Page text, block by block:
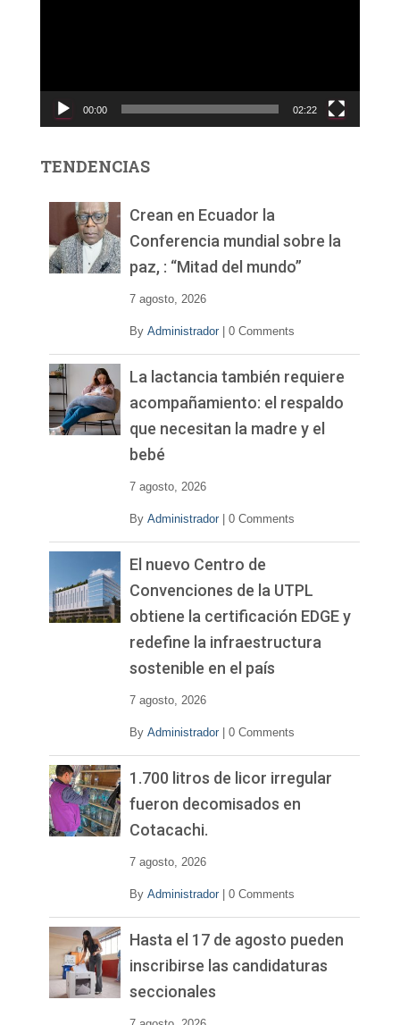
c
d
00:00 02:22
TENDENCIAS
Crean en Ecuador la
Conferencia mundial sobre la
paz, : “Mitad del mundo”
7 agosto, 2026
By Administrador 0 Comments
La lactancia también requiere
acompañamiento: el respaldo
que necesitan la madre y el
bebé
7 agosto, 2026
By Administrador 0 Comments
El nuevo Centro de
Convenciones de la UTPL
obtiene la certificación EDGE y
redefine la infraestructura
sostenible en el país
7 agosto, 2026
By Administrador 0 Comments
1.700 litros de licor irregular
fueron decomisados en
Cotacachi.
7 agosto, 2026
By Administrador 0 Comments
Hasta el 17 de agosto pueden
inscribirse las candidaturas
seccionales